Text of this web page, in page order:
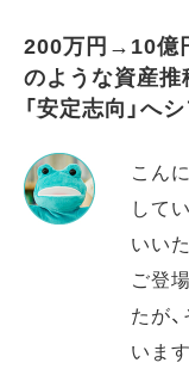
200万円→10億
のような資産推
「安定志向」へ
こん
して
いい
ご登
たが
いま